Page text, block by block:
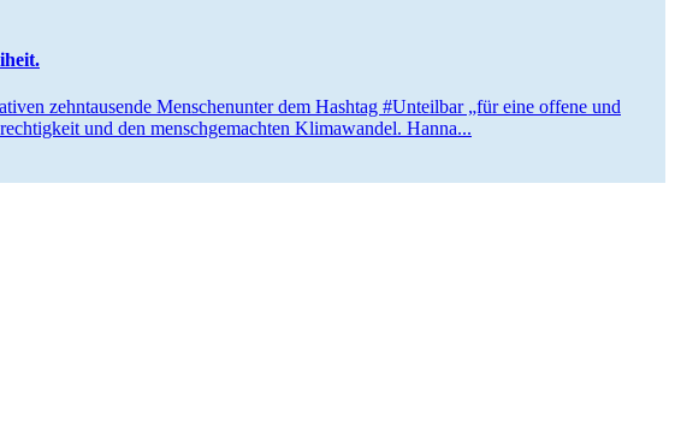
zehntau­sende Menschen­unter dem Hashtag #Unteilbar „für eine offene und
und den mensch­ge­machten Klima­wandel. Hanna...